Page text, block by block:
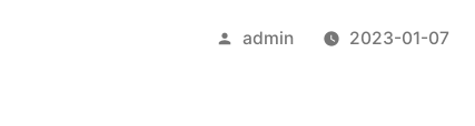
作
admin 2023-01-07